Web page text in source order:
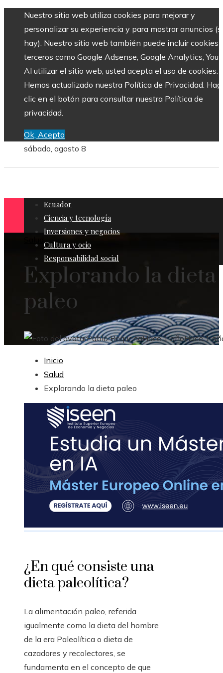
Nuestro sitio web utiliza cookies para mejorar y
personalizar su experiencia y para mostrar anuncios
hay). Nuestro sitio web también puede incluir cookies
terceros como Google Adsense, Google Analytics,
Al utilizar el sitio web, usted acepta el uso de cookies.
Hemos actualizado nuestra Política de Privacidad.
clic en el botón para consultar nuestra Política de
privacidad.
Ok, Acepto
sábado, agosto 8
Ecuador
Ciencia y tecnología
Inversiones y negocios
Cultura y ocio
Responsabilidad social
Explorando la dieta
paleo
Pablo RequenaHace 1 añoHace 1
Inicio
Salud
Explorando la dieta paleo
¿En qué consiste una
dieta paleolítica?
La alimentación paleo, referida
igualmente como la dieta del hombre
de la era Paleolítica o dieta de
cazadores y recolectores, se
fundamenta en el concepto de que